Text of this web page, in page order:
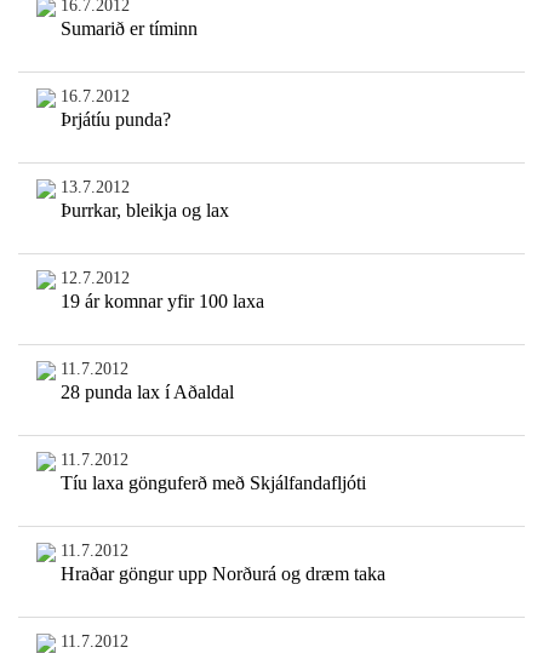
16.7.2012
Sumarið er tíminn
16.7.2012
Þrjátíu punda?
13.7.2012
Þurrkar, bleikja og lax
12.7.2012
19 ár komnar yfir 100 laxa
11.7.2012
28 punda lax í Aðaldal
11.7.2012
Tíu laxa gönguferð með Skjálfandafljóti
11.7.2012
Hraðar göngur upp Norðurá og dræm taka
11.7.2012